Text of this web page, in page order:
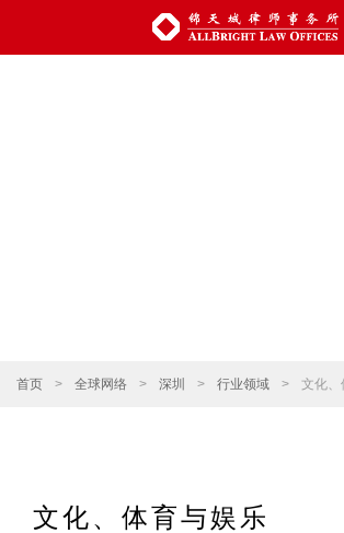
首页 > 全球网络 > 深圳 > 行业领域 > 文化、
文化、体育与娱乐